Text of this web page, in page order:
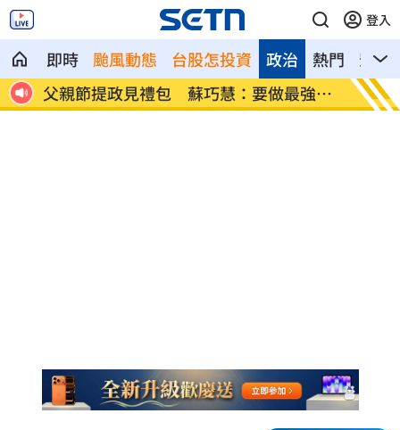
登入
即時 颱風動態 台股怎投資 熱門 影音
政治
後
楊千霈一人扛2女兒出國！突崩潰大哭 王凱